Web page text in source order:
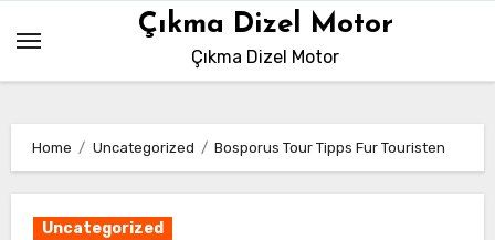
content
Çıkma Dizel Motor
Çıkma Dizel Motor
Home Uncategorized Bosporus Tour Tipps Fur Touristen
Uncategorized